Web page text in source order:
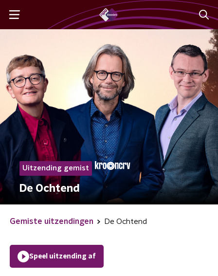
Uitzending gemist
De Ochtend
Gemiste uitzendingen De Ochtend
Speel uitzending af